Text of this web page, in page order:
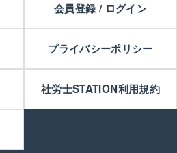
会員登録 / ログイン
プライバシーポリシー
社労士STATION利用規約